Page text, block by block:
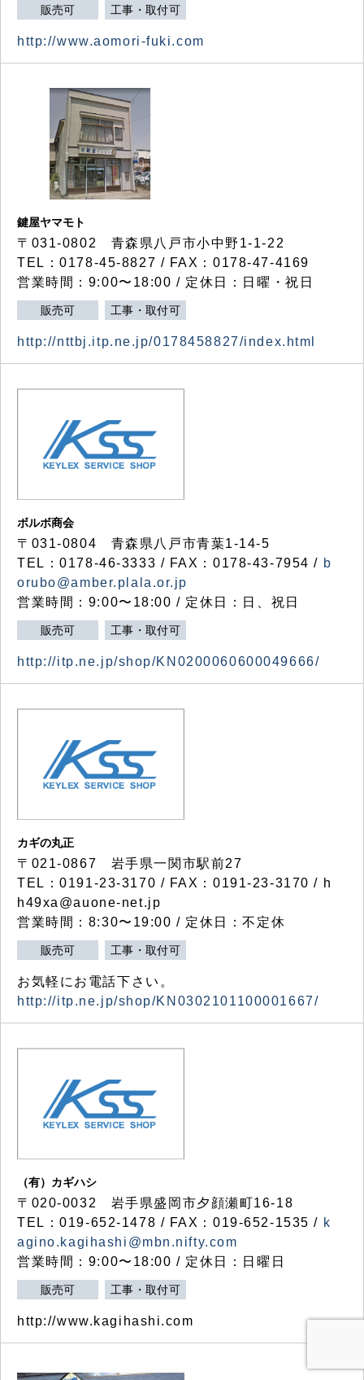
販売可 工事・取付可
http://www.aomori-fuki.com
鍵屋ヤマモト
〒031-0802 青森県八戸市小中野1-1-22
TEL：0178-45-8827 / FAX：0178-47-4169
営業時間：9:00〜18:00 / 定休日：日曜・祝日
販売可 工事・取付可
http://nttbj.itp.ne.jp/0178458827/index.html
ボルボ商会
〒031-0804 青森県八戸市青葉1-14-5
TEL：0178-46-3333 / FAX：0178-43-7954 / b
orubo@amber.plala.or.jp
営業時間：9:00〜18:00 / 定休日：日、祝日
販売可 工事・取付可
http://itp.ne.jp/shop/KN0200060600049666/
カギの丸正
〒021-0867 岩手県一関市駅前27
TEL：0191-23-3170 / FAX：0191-23-3170 / h
h49xa@auone-net.jp
営業時間：8:30〜19:00 / 定休日：不定休
販売可 工事・取付可
お気軽にお電話下さい。
http://itp.ne.jp/shop/KN0302101100001667/
（有）カギハシ
〒020-0032 岩手県盛岡市夕顔瀬町16-18
TEL：019-652-1478 / FAX：019-652-1535 / k
agino.kagihashi@mbn.nifty.com
営業時間：9:00〜18:00 / 定休日：日曜日
販売可 工事・取付可
http://www.kagihashi.com